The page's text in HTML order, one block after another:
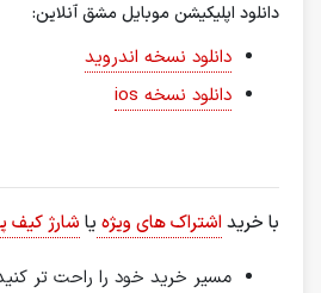
دانلود اپلیکیشن موبایل مشق آنلاین:
دانلود نسخه اندروید
دانلود نسخه ios
با خرید اشتراک های ویژه یا شارژ کیف
مسیر خرید خود را راحت تر